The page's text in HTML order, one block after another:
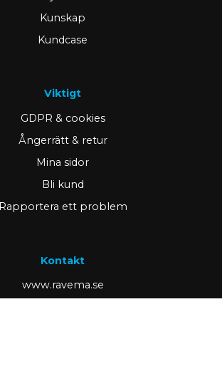
Kunskap
Kundcase
Viktigt
GDPR & cookies
Ångerrätt & retur
Mina sidor
Bli kund
Rapportera ett problem
Kontakt
www.ravema.se